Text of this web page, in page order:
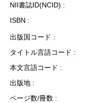
NII書誌ID(NCID)
ISBN
出版国コード
タイトル言語コード
本文言語コード
出版地
ページ数/冊数